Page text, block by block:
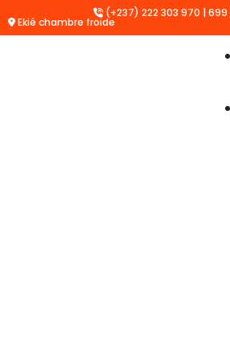
(+237) 222 303 970 | 699
Ekié chambre froide